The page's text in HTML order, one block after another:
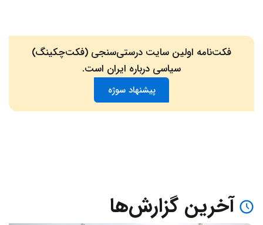
فکت‌نامه اولین سایت درستی‌سنجی (فکت‌چکینگ)
سیاسی درباره ایران است.
پیشنهاد سوژه
آخرین گزارش‌ها